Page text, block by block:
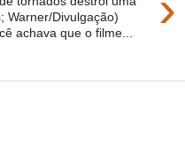
Warner/Divulgação)
achava que o filme...